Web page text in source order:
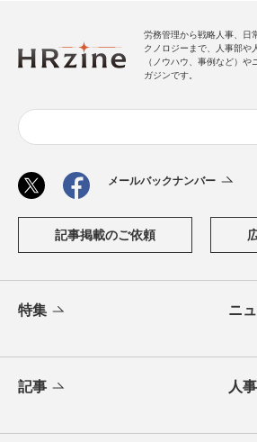
労務管理から戦略人事、日
クノロジーまで、人事部や
（ノウハウ、事例など）
ガジンです。
メールバックナンバー
記事掲載のご依頼
特集 ニ
記事 人